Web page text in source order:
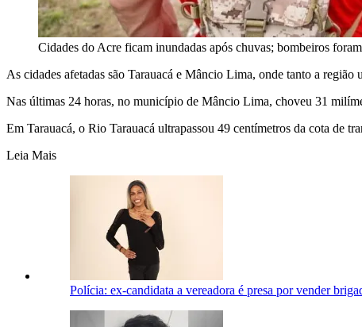
Cidades do Acre ficam inundadas após chuvas; bombeiros
As cidades afetadas são Tarauacá e Mâncio Lima, onde tanto a
Nas últimas 24 horas, no município de Mâncio Lima, choveu 31
Em Tarauacá, o Rio Tarauacá ultrapassou 49 centímetros da cota de
Leia Mais
Polícia: ex-candidata a vereadora é presa por vender